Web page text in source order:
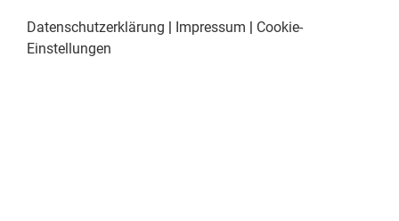
Datenschutzerklärung Impressum
Cookie-
Einstellungen